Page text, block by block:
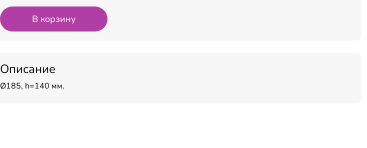
В корзину
Описание
Ø185, h=140 мм.